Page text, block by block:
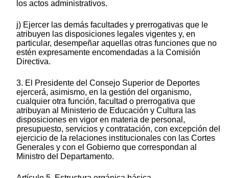
los actos administrativos.
j) Ejercer las demás facultades y prerrogativas que le
atribuyen las disposiciones legales vigentes y, en
particular, desempeñar aquellas otras funciones que no
estén expresamente encomendadas a la Comisión
Directiva.
3. El Presidente del Consejo Superior de Deportes
ejercerá, asimismo, en la gestión del organismo,
cualquier otra función, facultad o prerrogativa que
atribuyan al Ministerio de Educación y Cultura las
disposiciones en vigor en materia de personal,
presupuesto, servicios y contratación, con excepción del
ejercicio de la relaciones institucionales con las Cortes
Generales y con el Gobierno que correspondan al
Ministro del Departamento.